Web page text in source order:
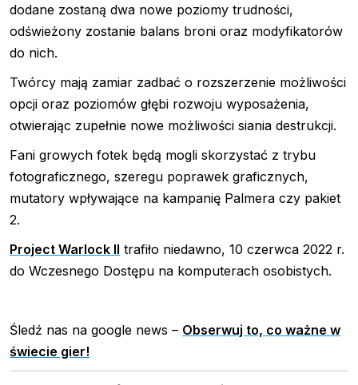
dodane zostaną dwa nowe poziomy trudności,
odświeżony zostanie balans broni oraz modyfikatorów
do nich.
Twórcy mają zamiar zadbać o rozszerzenie możliwości
opcji oraz poziomów głębi rozwoju wyposażenia,
otwierając zupełnie nowe możliwości siania destrukcji.
Fani growych fotek będą mogli skorzystać z trybu
fotograficznego, szeregu poprawek graficznych,
mutatory wpływające na kampanię Palmera czy pakiet
2.
Project Warlock II trafiło niedawno, 10 czerwca 2022 r.
do Wczesnego Dostępu na komputerach osobistych.
Śledź nas na google news – Obserwuj to, co ważne w
świecie gier!